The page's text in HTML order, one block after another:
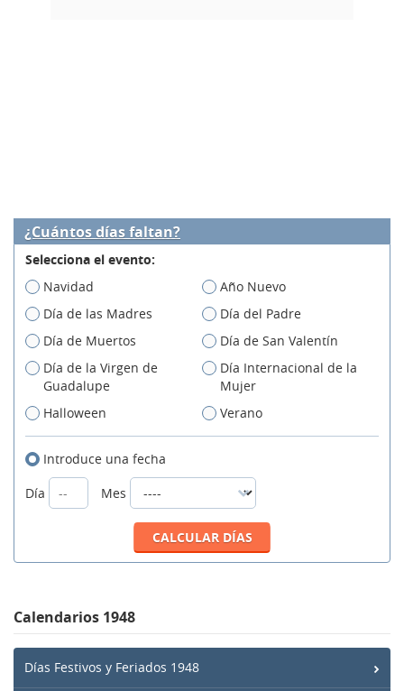
¿Cuántos días faltan?
Selecciona el evento:
Navidad
Año Nuevo
Día de las Madres
Día del Padre
Día de Muertos
Día de San Valentín
Día de la Virgen de
Guadalupe
Día Internacional de la
Mujer
Halloween
Verano
Introduce una fecha
Día
Mes
Calendarios 1948
Días Festivos y Feriados 1948